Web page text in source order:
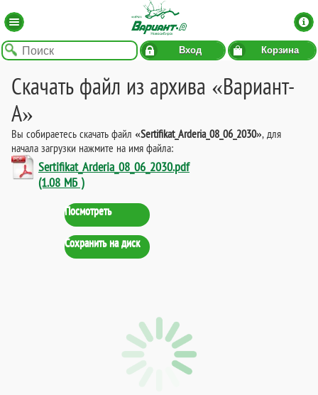
Вход Корзина
Скачать файл из архива «Вариант-
А»
Вы собираетесь скачать файл «Sertifikat_Arderia_08_06_2030», для
начала загрузки нажмите на имя файла:
Sertifikat_Arderia_08_06_2030.pdf
(1.08 МБ )
Посмотреть
Сохранить на диск